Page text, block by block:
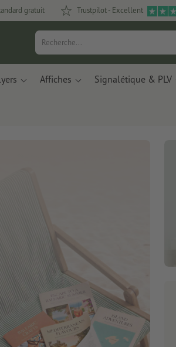
gratuit Trustpilot - Excellent
Affiches Signalétique & PLV